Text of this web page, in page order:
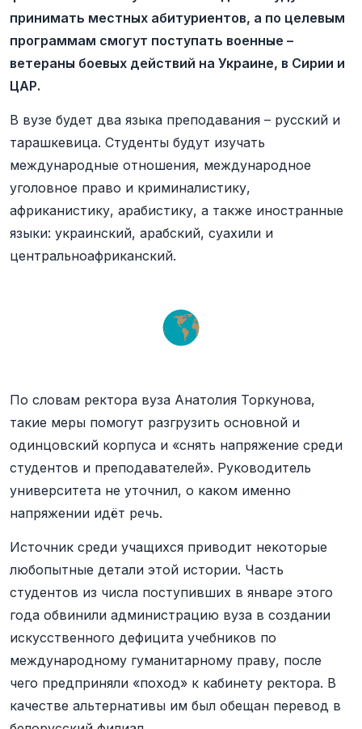
принимать местных абитуриентов, а по целевым
программам смогут поступать военные –
ветераны боевых действий на Украине, в Сирии и
ЦАР.
В вузе будет два языка преподавания – русский и
тарашкевица. Студенты будут изучать
международные отношения, международное
уголовное право и криминалистику,
африканистику, арабистику, а также иностранные
языки: украинский, арабский, суахили и
центральноафриканский.
По словам ректора вуза Анатолия Торкунова,
такие меры помогут разгрузить основной и
одинцовский корпуса и «снять напряжение среди
студентов и преподавателей». Руководитель
университета не уточнил, о каком именно
напряжении идёт речь.
Источник среди учащихся приводит некоторые
любопытные детали этой истории. Часть
студентов из числа поступивших в январе этого
года обвинили администрацию вуза в создании
искусственного дефицита учебников по
международному гуманитарному праву, после
чего предприняли «поход» к кабинету ректора. В
качестве альтернативы им был обещан перевод в